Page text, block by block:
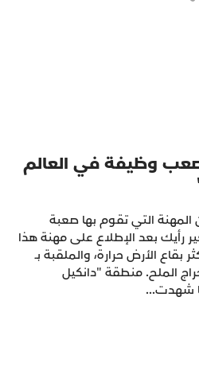
وظيفة في العالم
التي تقوم بها صعبة
رأيك بعد الإطلاع على مهنة هذا
الأرض حرارة، والملقبة بـ
الملح. منطقة "دانكيل
شهدت...